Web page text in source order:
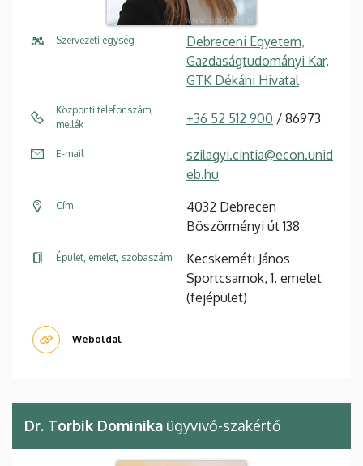
Szervezeti egység
Debreceni Egyetem,
Gazdaságtudományi Kar,
GTK Dékáni Hivatal
Központi telefonszám,
mellék
+36 52 512 900 / 86973
E-mail
szilagyi.cintia@econ.unid
eb.hu
Cím
4032 Debrecen
Böszörményi út 138
Épület, emelet, szobaszám
Kecskeméti János
Sportcsarnok, 1. emelet
(fejépület)
Weboldal
Dr. Torbik Dominika ügyvivő-szakértő